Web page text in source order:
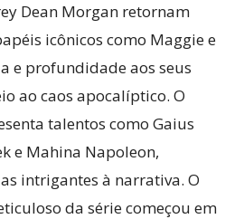
Dean Morgan retornam
icônicos como Maggie e
e profundidade aos seus
ao caos apocalíptico. O
talentos como Gaius
e Mahina Napoleon,
intrigantes à narrativa. O
da série começou em